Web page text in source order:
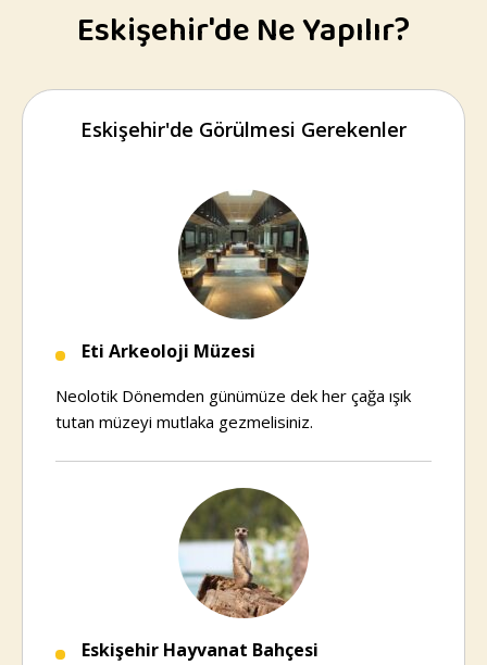
Eskişehir'de Ne Yapılır?
Eskişehir'de Görülmesi Gerekenler
Eti Arkeoloji Müzesi
Neolotik Dönemden günümüze dek her çağa ışık
tutan müzeyi mutlaka gezmelisiniz.
Eskişehir Hayvanat Bahçesi